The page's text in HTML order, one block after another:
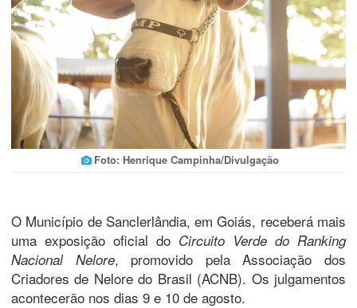
Foto: Henrique Campinha/Divulgação
O Município de Sanclerlândia, em Goiás, receberá mais
uma exposição oficial do Circuito Verde do Ranking
Nacional Nelore, promovido pela Associação dos
Criadores de Nelore do Brasil (ACNB). Os julgamentos
acontecerão nos dias 9 e 10 de agosto.